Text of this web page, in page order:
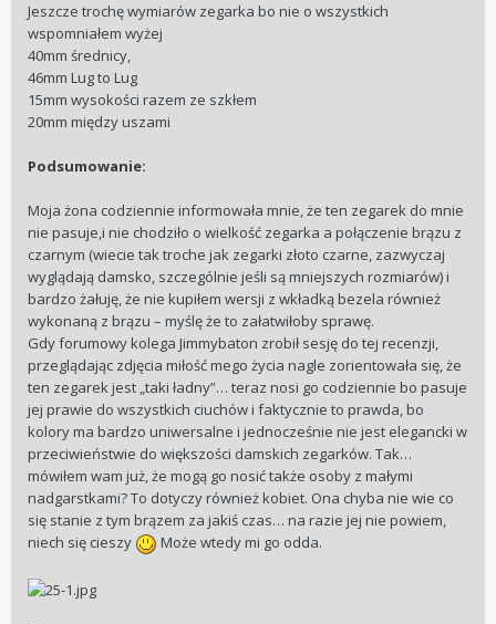
Jeszcze trochę wymiarów zegarka bo nie o wszystkich
wspomniałem wyżej
40mm średnicy,
46mm Lug to Lug
15mm wysokości razem ze szkłem
20mm między uszami
Podsumowanie:
Moja żona codziennie informowała mnie, że ten zegarek do mnie
nie pasuje,i nie chodziło o wielkość zegarka a połączenie brązu z
czarnym (wiecie tak troche jak zegarki złoto czarne, zazwyczaj
wyglądają damsko, szczególnie jeśli są mniejszych rozmiarów) i
bardzo żałuję, że nie kupiłem wersji z wkładką bezela również
wykonaną z brązu – myślę że to załatwiłoby sprawę.
Gdy forumowy kolega Jimmybaton zrobił sesję do tej recenzji,
przeglądając zdjęcia miłość mego życia nagle zorientowała się, że
ten zegarek jest „taki ładny”… teraz nosi go codziennie bo pasuje
jej prawie do wszystkich ciuchów i faktycznie to prawda, bo
kolory ma bardzo uniwersalne i jednocześnie nie jest elegancki w
przeciwieństwie do większości damskich zegarków. Tak…
mówiłem wam już, że mogą go nosić także osoby z małymi
nadgarstkami? To dotyczy również kobiet. Ona chyba nie wie co
się stanie z tym brązem za jakiś czas… na razie jej nie powiem,
niech się cieszy
Może wtedy mi go odda.